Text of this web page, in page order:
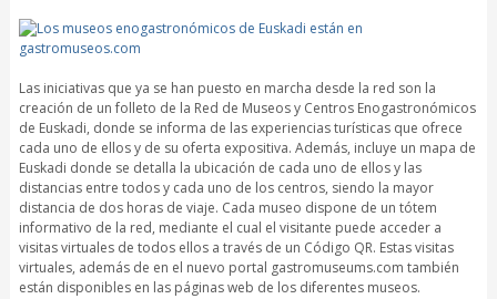
Las iniciativas que ya se han puesto en marcha desde la red son la
creación de un folleto de la Red de Museos y Centros Enogastronómicos
de Euskadi, donde se informa de las experiencias turísticas que ofrece
cada uno de ellos y de su oferta expositiva. Además, incluye un mapa de
Euskadi donde se detalla la ubicación de cada uno de ellos y las
distancias entre todos y cada uno de los centros, siendo la mayor
distancia de dos horas de viaje. Cada museo dispone de un tótem
informativo de la red, mediante el cual el visitante puede acceder a
visitas virtuales de todos ellos a través de un Código QR. Estas visitas
virtuales, además de en el nuevo portal gastromuseums.com también
están disponibles en las páginas web de los diferentes museos.